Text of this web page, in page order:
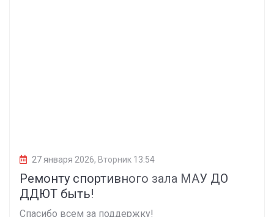
27 января 2026, Вторник 13:54
Ремонту спортивного зала МАУ ДО
ДДЮТ быть!
Спасибо всем за поддержку!